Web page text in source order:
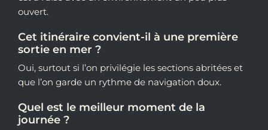
ouvert.
Cet itinéraire convient-il à une première
sortie en mer ?
Oui, surtout si l’on privilégie les sections abritées et
que l’on garde un rythme de navigation doux.
Quel est le meilleur moment de la
journée ?